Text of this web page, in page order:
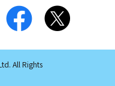
All Rights